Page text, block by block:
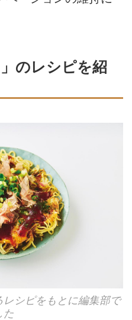
のレシピを紹
シピをもとに編集部で
た